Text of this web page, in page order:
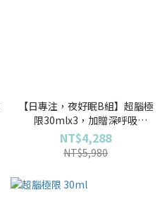
【日專注，夜好眠B組】超腦極
限30mlx3，加贈深呼吸
2ml+無痛專家2ml+無憂無慮
10mlx2
NT$4,288
NT$5,980